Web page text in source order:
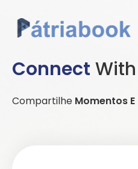
Connect
Compartilhe Momentos